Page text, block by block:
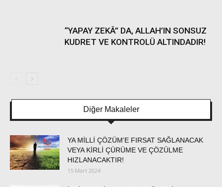
“YAPAY ZEKÂ” DA, ALLAH’IN SONSUZ
KUDRET VE KONTROLÜ ALTINDADIR!
Diğer Makaleler
YA MİLLİ ÇÖZÜM’E FIRSAT SAĞLANACAK
VEYA KİRLİ ÇÜRÜME VE ÇÖZÜLME
HIZLANACAKTIR!
15 Mart 2024